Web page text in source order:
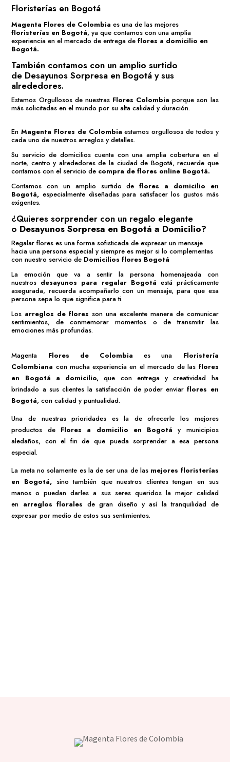
Floristerías en Bogotá
Magenta Flores de Colombia es una de las mejores
floristerías en Bogotá, ya que contamos con una amplia
experiencia en el mercado de entrega deflores a domicilio en
Bogotá.
También contamos con un amplio surtido
de Desayunos Sorpresa en Bogotá y sus
alrededores.
Estamos Orgullosos de nuestras Flores Colombia porque son las
más solicitadas en el mundo por su alta calidad y duración.
EnMagenta Flores de Colombia estamos orgullosos de todos y
cada uno de nuestros arreglos y detalles.
Su servicio de domicilios cuenta con una amplia cobertura en el
norte, centro y alrededores de la ciudad de Bogotá, recuerde que
contamos con el servicio de compra de flores online Bogotá.
Contamos con un amplio surtido deflores a domicilio en
Bogotá, especialmente diseñadas para satisfacer los gustos más
exigentes.
¿Quieres sorprender con un regalo elegante
o Desayunos Sorpresa en Bogotá a Domicilio?
Regalar flores es una forma sofisticada de expresar un mensaje
hacia una persona especial y siempre es mejor si lo complementas
con nuestro servicio de Domicilios flores Bogotá
La emoción que va a sentir la persona homenajeada con
nuestros desayunos para regalar Bogotá está prácticamente
asegurada, recuerda acompañarlo con un mensaje, para que esa
persona sepa lo que significa para ti.
Los arreglos de flores son una excelente manera de comunicar
sentimientos, de conmemorar momentos o de transmitir las
emociones más profundas.
Magenta Flores de Colombia es una
Floristería
Colombiana con mucha experiencia en el mercado de las flores
en Bogotá a domicilio,que con entrega y creatividad ha
brindado a sus clientes la satisfacción de poder enviar flores en
Bogotá, con calidad y puntualidad.
Una de nuestras prioridades es la de ofrecerle los mejores
productos de Flores a domicilio en Bogotá y municipios
aledaños, con el fin de que pueda sorprender a esa persona
especial.
La meta no solamente es la de ser una de las mejores floristerías
en Bogotá, sino también que nuestros clientes tengan en sus
manos o puedan darles a sus seres queridos la mejor calidad
en arreglos florales de gran diseño y así la tranquilidad de
expresar por medio de estos sus sentimientos.